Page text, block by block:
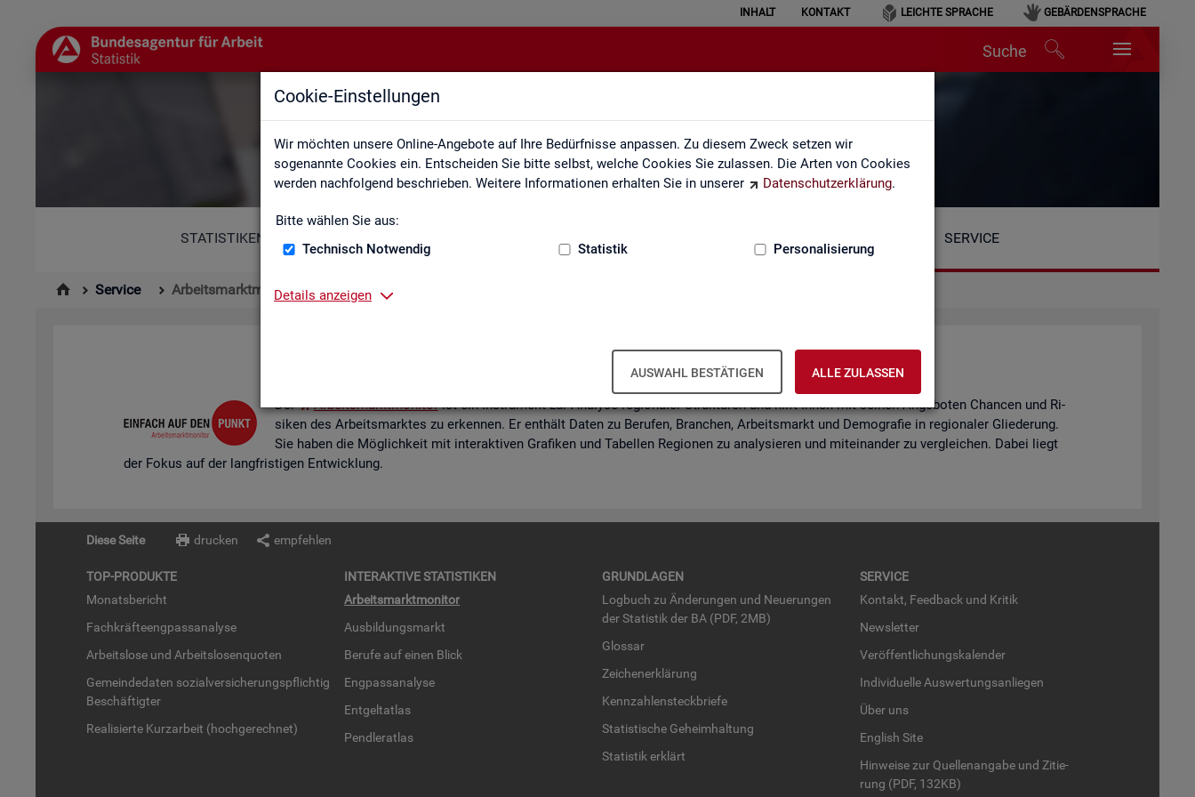
Cookie-Einstellungen
Wir möchten unsere Online-Angebote auf Ihre Bedürfnisse anpassen. Zu diesem Zweck setzen wir
sogenannte Cookies ein. Entscheiden Sie bitte selbst, welche Cookies Sie zulassen. Die Arten von Cookies
werden nachfolgend beschrieben. Weitere Informationen erhalten Sie in unserer
Datenschutzerklärung.
Bitte wählen Sie aus:
Technisch Notwendig
Statistik Personalisierung
Details anzeigen
AUSWAHL BESTÄTIGEN ALLE ZULASSEN
INHALT KONTAKT LEICHTE SPRACHE GEBÄRDENSPRACHE
Suche
Arbeitsmarktmonitor
STATISTIKEN SERVICE
Service Arbeitsmarktmonitor
Ar­beits­markt­mo­ni­tor
Der Ar­beits­markt­mo­ni­torist ein In­stru­ment zur Ana­ly­se re­gio­na­ler Struk­tu­ren und hilft Ihnen mit sei­nen An­ge­bo­ten Chan­cen und Ri­
si­ken des Ar­beits­mark­tes zu er­ken­nen. Er ent­hält Daten zu Be­ru­fen, Bran­chen, Ar­beits­markt und De­mo­gra­fie in re­gio­na­ler Glie­de­rung.
Sie haben die Mög­lich­keit mit in­ter­ak­ti­ven Gra­fi­ken und Ta­bel­len Re­gio­nen zu ana­ly­sie­ren und mit­ein­an­der zu ver­glei­chen. Dabei liegt
der Fokus auf der lang­fris­ti­gen Ent­wick­lung.
Diese Seite drucken empfehlen
TOP-PRO­DUK­TE
Mo­nats­be­richt
Fach­kräf­te­eng­pass­ana­ly­se
Ar­beits­lo­se und Ar­beits­lo­sen­quo­ten
Ge­mein­de­da­ten so­zi­al­ver­si­che­rungs­pflich­tig
Be­schäf­tig­ter
Rea­li­sier­te Kurz­ar­beit (hoch­ge­rech­net)
IN­TER­AK­TI­VE STA­TIS­TI­KEN
Ar­beits­markt­mo­ni­tor
Aus­bil­dungs­markt
Be­ru­fe auf einen Blick
Eng­pass­ana­ly­se
Ent­gel­t­at­las
Pend­ler­at­las
GRUND­LA­GEN
Log­buch zu Än­de­run­gen und Neue­run­gen
der Sta­tis­tik der BA (PDF, 2MB)
Glos­sar
Zei­chen­er­klä­rung
Kenn­zah­len­steck­brie­fe
Sta­tis­ti­sche Ge­heim­hal­tung
Sta­tis­tik er­klärt
SER­VICE
Kon­takt, Feed­back und Kri­tik
News­let­ter
Ver­öf­fent­li­chungs­ka­len­der
In­di­vi­du­el­le Aus­wer­tungs­an­lie­gen
Über uns
English Site
Hin­wei­se zur Quel­len­an­ga­be und Zi­tie­
rung (PDF, 132KB)